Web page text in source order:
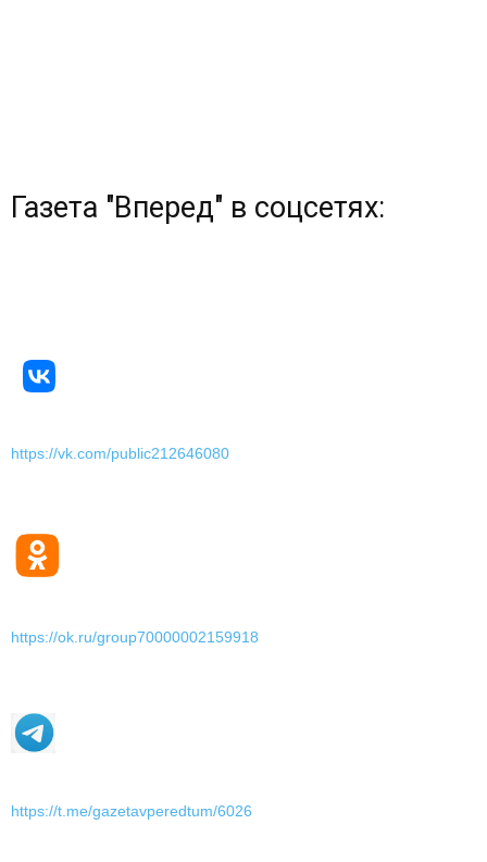
Газета "Вперед" в соцсетях:
https://vk.com/public212646080
https://ok.ru/group70000002159918
https://t.me/gazetavperedtum/6026